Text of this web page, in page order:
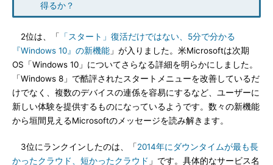
得るか？
2位は、「
「スタート」復活だけではない、5分で分かる
『Windows 10』の新機能 」が入りました。米Microsoftは次期
OS「Windows 10」についてさらなる詳細を明らかにしました。
「Windows 8」で酷評されたスタートメニューを改善しているだ
けでなく、複数のデバイスの連係を容易にするなど、ユーザーに
新しい体験を提供するものになっているようです。数々の新機能
から垣間見えるMicrosoftのメッセージを読み解きます。
3位にランクインしたのは、「2014年にダウンタイムが最も長
かったクラウド、短かったクラウド 」です。具体的なサービス名